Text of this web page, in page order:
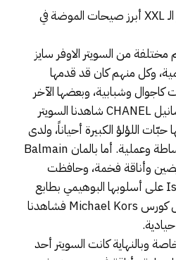
تصاميم مختلفة من السويتر الـ XXL أبرز صيحات الموضة في
من السويتر الاوفر سايز
وكل منهم كان قد قدمها
وشبابية، وبعضها الآخر
أكثر رسمية، فمثلاً لدى دار شانيل CHANEL شاهدنا السويتر
حبّات اللؤلؤ الكبيرة أحياناً، ولدى
دار برادا Prada بدت أكثر بساطة وعملية. أما بالمان Balmain
وأناقة فخمة، وحافظت
ايزابيل ماران Isabel Marant على أسلوبها البوهيمي بطابع
الروك أند رول، أما لدى مايكل كورس Michael Kors فشاهدنا
وبالنهاية كانت السويتر أحد